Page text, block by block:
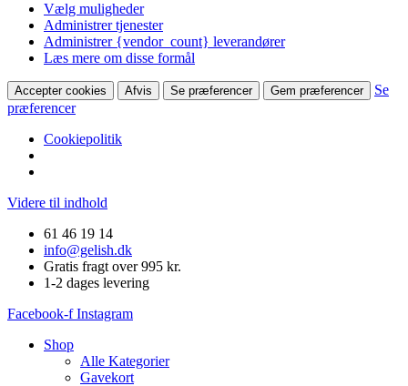
Vælg muligheder
Administrer tjenester
Administrer {vendor_count} leverandører
Læs mere om disse formål
Accepter cookies Afvis Se præferencer Gem præferencer
Se
præferencer
Cookiepolitik
Videre til indhold
61 46 19 14
info@gelish.dk
Gratis fragt over 995 kr.
1-2 dages levering
Facebook-f Instagram
Shop
Alle Kategorier
Gavekort